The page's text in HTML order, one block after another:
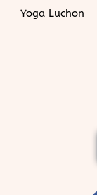
Yoga Luchon